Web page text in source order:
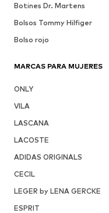
Botines Dr. Martens
Bolsos Tommy Hilfiger
Bolso rojo
MARCAS PARA MUJERES
ONLY
VILA
LASCANA
LACOSTE
ADIDAS ORIGINALS
CECIL
LEGER by LENA GERCKE
ESPRIT